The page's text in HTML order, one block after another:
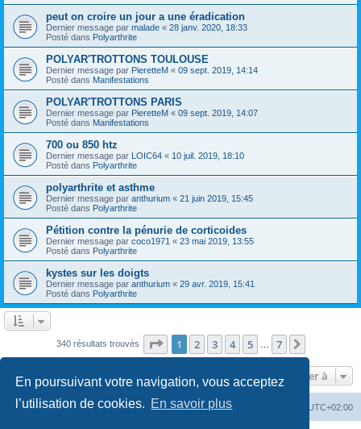
En poursuivant votre navigation, vous acceptez
l’utilisation de cookies. En savoir plus
peut on croire un jour a une éradication
Dernier message par malade « 28 janv. 2020, 18:33
Posté dans Polyarthrite
POLYAR'TROTTONS TOULOUSE
Dernier message par PieretteM « 09 sept. 2019, 14:14
Posté dans Manifestations
POLYAR'TROTTONS PARIS
Dernier message par PieretteM « 09 sept. 2019, 14:07
Posté dans Manifestations
700 ou 850 htz
Dernier message par LOIC64 « 10 juil. 2019, 18:10
Posté dans Polyarthrite
polyarthrite et asthme
Dernier message par anthurium « 21 juin 2019, 15:45
Posté dans Polyarthrite
Pétition contre la pénurie de corticoides
Dernier message par coco1971 « 23 mai 2019, 13:55
Posté dans Polyarthrite
kystes sur les doigts
Dernier message par anthurium « 29 avr. 2019, 15:41
Posté dans Polyarthrite
340 résultats trouvés Page 1sur7
1 2 3 4 5 7
Aller à
Forum UTC+02:00